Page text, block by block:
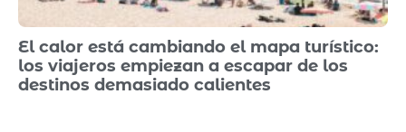
El calor está cambiando el mapa turístico:
los viajeros empiezan a escapar de los
destinos demasiado calientes